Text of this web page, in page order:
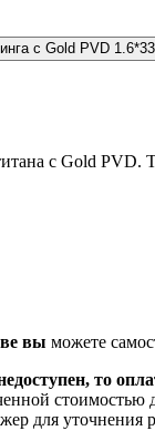
с Gold
вы можете
то
стоимостью
для уточнения